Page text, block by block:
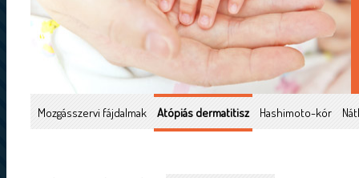
Mozgásszervi fájdalmak Atópiás dermatitisz Hashimoto-kór